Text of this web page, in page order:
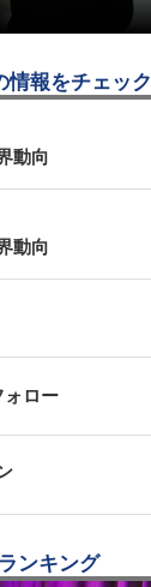
報をチェック
動向
動向
ォロー
ンキング